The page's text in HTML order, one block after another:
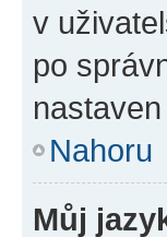
v
po
Nahoru
Můj